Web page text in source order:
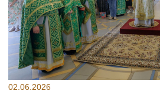
02.06.2026